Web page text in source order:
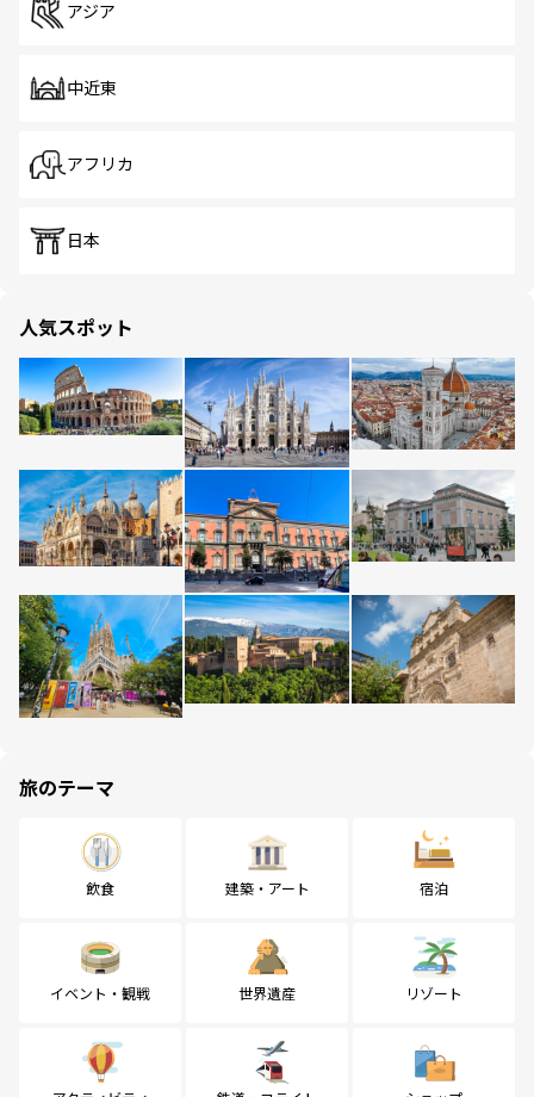
アジア
中近東
アフリカ
日本
人気スポット
旅のテーマ
飲食 建築・アート 宿泊
イベント・観戦 世界遺産 リゾート